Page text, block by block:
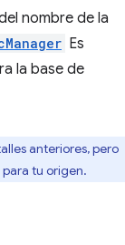
nombre de la
Es
la base de
anteriores, pero
tu origen.